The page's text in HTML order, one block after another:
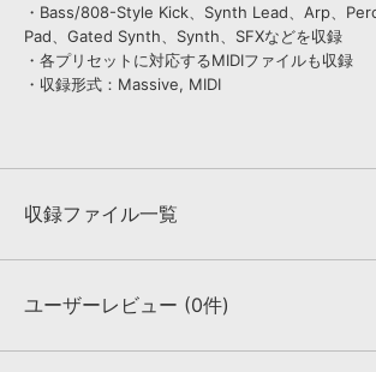
・Bass/808-Style Kick、Synth Lead、Arp、
Pad、Gated Synth、Synth、SFXなどを収録
・各プリセットに対応するMIDIファイルも収録
・収録形式：Massive, MIDI
収録ファイル一覧
収録ファイル一覧
ユーザーレビュー (0件)